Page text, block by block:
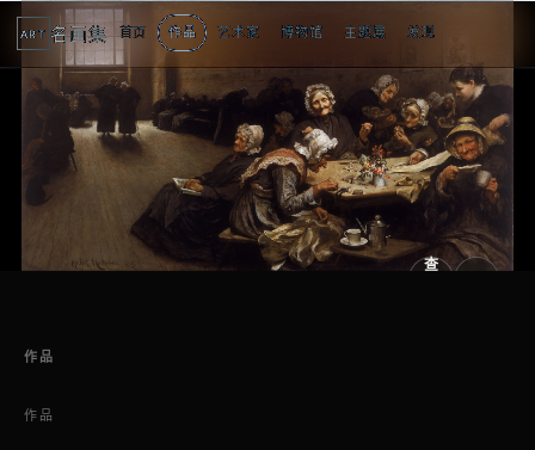
ART 名画集 首页 作品 艺术家 博物馆 主题展 发现
查
作品
作品